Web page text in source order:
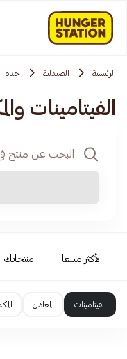
الرئيسية الصيدلية جده
الفيتامينات
الأكثر مبيعا منتجاتك
الفيتامينات المعادن